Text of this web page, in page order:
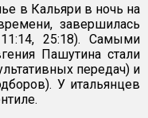
в Кальяри в ночь на
завершилась
25:18). Самыми
Пашутина стали
передач) и
У итальянцев